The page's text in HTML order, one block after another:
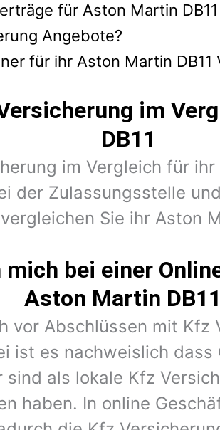
für Aston Martin
Angebote?
für ihr Aston Martin DB11
im
DB11
im Vergleich für
der Zulassungsstelle
Sie ihr Aston
bei einer
Aston Martin
vor Abschlüssen mit Kfz
ist es nachweislich
als lokale Kfz
haben. In online